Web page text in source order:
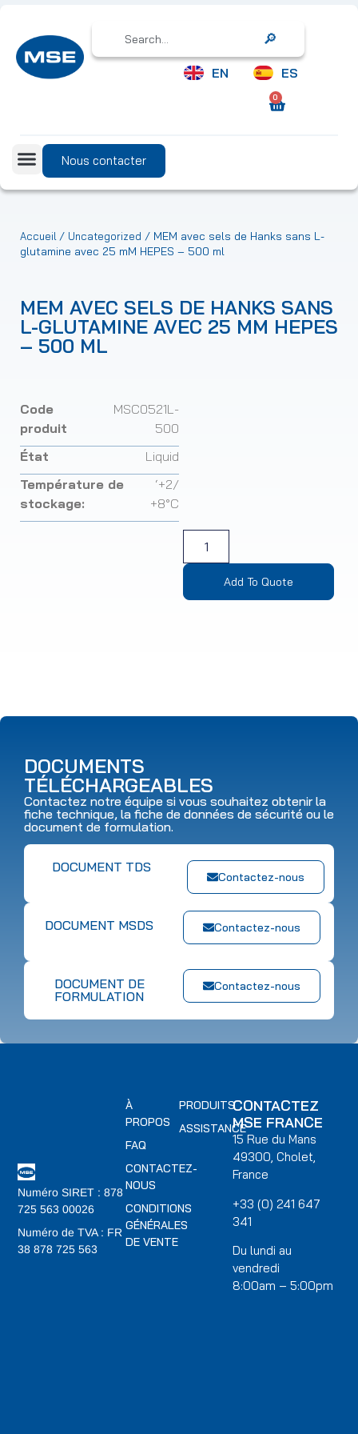
Search
EN ES
0
Nous contacter
Accueil / Uncategorized / MEM avec sels de Hanks sans L-
glutamine avec 25 mM HEPES – 500 ml
MEM AVEC SELS DE HANKS SANS
L-GLUTAMINE AVEC 25 MM HEPES
– 500 ML
Code
produit
MSC0521L-
500
État
Liquid
Température de
stockage:
‘+2/
+8°C
Add To Quote
DOCUMENTS
TÉLÉCHARGEABLES
Contactez notre équipe si vous souhaitez obtenir la
fiche technique, la fiche de données de sécurité ou le
document de formulation.
Contactez-nous
DOCUMENT TDS
Contactez-nous
DOCUMENT MSDS
Contactez-nous
DOCUMENT DE
FORMULATION
Numéro SIRET : 878
725 563 00026
Numéro de TVA : FR
38 878 725 563
PRODUITS
ASSISTANCE
À
PROPOS
FAQ
CONTACTEZ-
NOUS
CONDITIONS
GÉNÉRALES
DE VENTE
CONTACTEZ
MSE FRANCE
15 Rue du Mans
49300, Cholet,
France
+33 (0) 241 647
341
Du lundi au
vendredi
8:00am – 5:00pm